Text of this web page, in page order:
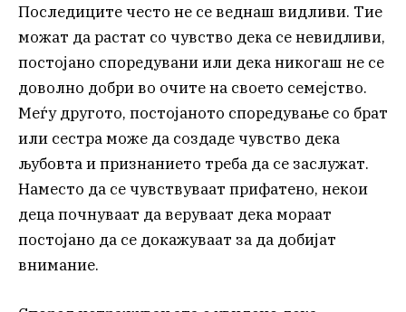
Последиците често не се веднаш видливи. Тие
можат да растат со чувство дека се невидливи,
постојано споредувани или дека никогаш не се
доволно добри во очите на своето семејство.
Меѓу другото, постојаното споредување со брат
или сестра може да создаде чувство дека
љубовта и признанието треба да се заслужат.
Наместо да се чувствуваат прифатено, некои
деца почнуваат да веруваат дека мораат
постојано да се докажуваат за да добијат
внимание.